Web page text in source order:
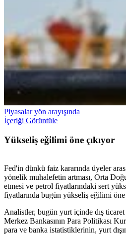
Piyasalar yön arayışında
İçeriği Görüntüle
Yükseliş eğilimi öne çıkıyor
Fed'in dünkü faiz kararında üyeler
yönelik muhalefetin artması, Orta
etmesi ve petrol fiyatlarındaki sert
fiyatlarında bugün yükseliş eğilimi öne
Analistler, bugün yurt içinde dış
Merkez Bankasının Para Politikası
para ve banka istatistiklerinin, yurt